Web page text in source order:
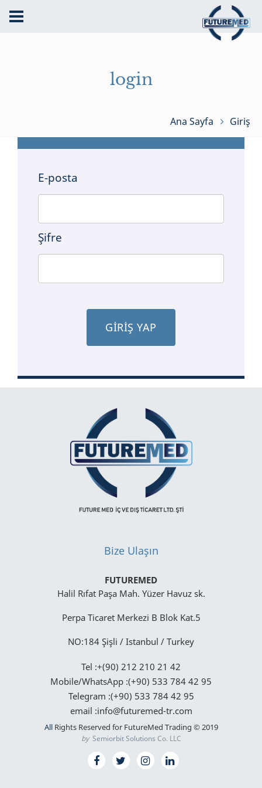
login
Ana Sayfa Giriş
E-posta
Şifre
Bize Ulaşın
FUTUREMED
Halil Rıfat Paşa Mah. Yüzer Havuz sk.
Perpa Ticaret Merkezi B Blok Kat.5
NO:184 Şişli / Istanbul / Turkey
Tel :+(90) 212 210 21 42
Mobile/WhatsApp :(+90) 533 784 42 95
Telegram :(+90) 533 784 42 95
email :info@futuremed-tr.com
AllRights Reserved for FutureMed Trading © 2019
by Semiorbit Solutions Co. LLC